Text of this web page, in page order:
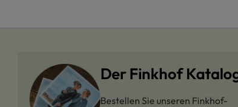
Der Finkhof
Bestellen Sie unseren Finkhof-